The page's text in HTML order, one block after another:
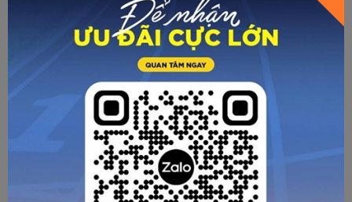
Một số lưu ý khi chọn mua bóng
pickleball
Khi chọn mua bóng pickleball để sử dụng trong tập luyện
cũng như thi đấu các bạn cần lưu ý chọn mua đúng loại
(indoor hay outdoor). Không nên sử dụng bóng ngoài trời ở
trong nhà do bóng bay nhanh và khó kiểm soát, ngược lại,
cũng không nên sử dụng bóng trong nhà trên nền cứng
ngoài trời do bóng sẽ nhanh bị hỏng hơn cũng như bị tác